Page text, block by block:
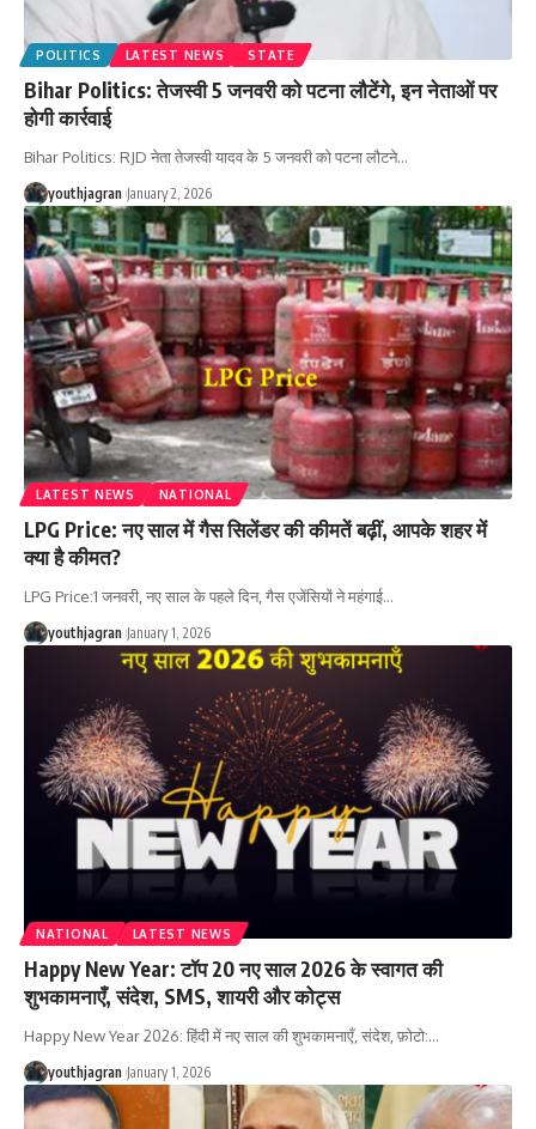
POLITICS LATEST NEWS STATE
Bihar Politics: तेजस्वी 5 जनवरी को पटना लौटेंगे, इन नेताओं पर
होगी कार्रवाई
Bihar Politics: RJD नेता तेजस्वी यादव के 5 जनवरी को पटना लौटने…
youthjagran January 2, 2026
LATEST NEWS NATIONAL
LPG Price: नए साल में गैस सिलेंडर की कीमतें बढ़ीं, आपके शहर में
क्या है कीमत?
LPG Price:1 जनवरी, नए साल के पहले दिन, गैस एजेंसियों ने महंगाई…
youthjagran January 1, 2026
NATIONAL LATEST NEWS
Happy New Year: टॉप 20 नए साल 2026 के स्वागत की
शुभकामनाएँ, संदेश, SMS, शायरी और कोट्स
Happy New Year 2026: हिंदी में नए साल की शुभकामनाएँ, संदेश, फ़ोटो:…
youthjagran January 1, 2026